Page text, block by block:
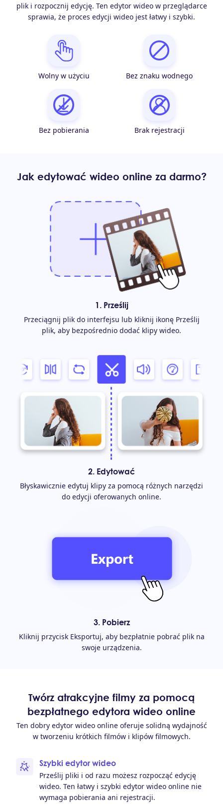
plik i rozpocznij edycję. Ten edytor wideo w przeglądarce
sprawia, że ​​proces edycji wideo jest łatwy i szybki.
Wolny w użyciu Bez znaku wodnego
Bez pobierania Brak rejestracji
Jak edytować wideo online za darmo?
1. Prześlij
Przeciągnij plik do interfejsu lub kliknij ikonę Prześlij
plik, aby bezpośrednio dodać klipy wideo.
2. Edytować
Błyskawicznie edytuj klipy za pomocą różnych narzędzi
do edycji oferowanych online.
3. Pobierz
Kliknij przycisk Eksportuj, aby bezpłatnie pobrać plik na
swoje urządzenia.
Twórz atrakcyjne filmy za pomocą
bezpłatnego edytora wideo online
Ten dobry edytor wideo online oferuje solidną wydajność
w tworzeniu krótkich filmów i klipów filmowych.
Szybki edytor wideo
Prześlij pliki i od razu możesz rozpocząć edycję
wideo. Ten łatwy i szybki edytor wideo online nie
wymaga pobierania ani rejestracji.